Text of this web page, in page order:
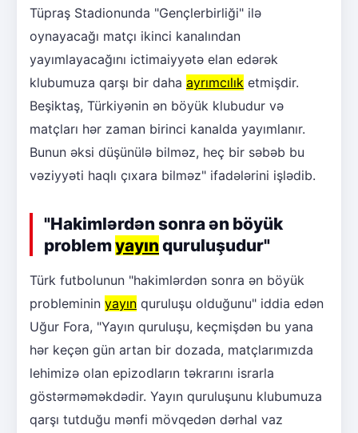
Tüpraş Stadionunda "Gençlerbirliği" ilə
oynayacağı matçı ikinci kanalından
yayımlayacağını ictimaiyyətə elan edərək
klubumuza qarşı bir daha ayrımcılık etmişdir.
Beşiktaş, Türkiyənin ən böyük klubudur və
matçları hər zaman birinci kanalda yayımlanır.
Bunun əksi düşünülə bilməz, heç bir səbəb bu
vəziyyəti haqlı çıxara bilməz" ifadələrini işlədib.
"Hakimlərdən sonra ən böyük
problemyayın quruluşudur"
Türk futbolunun "hakimlərdən sonra ən böyük
probleminin yayın quruluşu olduğunu" iddia edən
Uğur Fora, "Yayın quruluşu, keçmişdən bu yana
hər keçən gün artan bir dozada, matçlarımızda
lehimizə olan epizodların təkrarını israrla
göstərməməkdədir. Yayın quruluşunu klubumuza
qarşı tutduğu mənfi mövqedən dərhal vaz